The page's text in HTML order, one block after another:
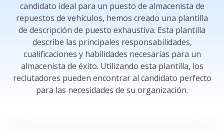
candidato ideal para un puesto de almacenista de
repuestos de vehículos, hemos creado una plantilla
de descripción de puesto exhaustiva. Esta plantilla
describe las principales responsabilidades,
cualificaciones y habilidades necesarias para un
almacenista de éxito. Utilizando esta plantilla, los
reclutadores pueden encontrar al candidato perfecto
para las necesidades de su organización.